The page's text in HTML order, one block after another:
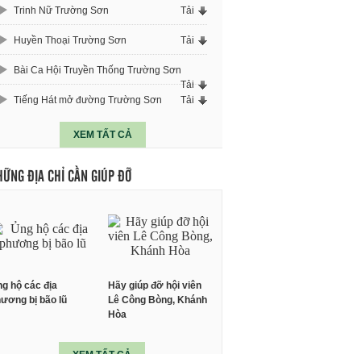
Trinh Nữ Trường Sơn Tải
Huyền Thoại Trường Sơn Tải
Bài Ca Hội Truyền Thống Trường Sơn
Tải
Tiếng Hát mở đường Trường Sơn
Tải
XEM TẤT CẢ
ĐỊA CHỈ CẦN GIÚP ĐỠ
hộ các địa
bị bão lũ
Hãy giúp đỡ hội viên
Lê Công Bòng, Khánh
Hòa